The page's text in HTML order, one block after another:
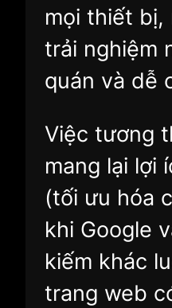
mọi thiết bị,
trải nghiệm
quán và dễ
Việc tương
mang lại lợi
(tối ưu hóa
khi Google
kiếm khác
trang web